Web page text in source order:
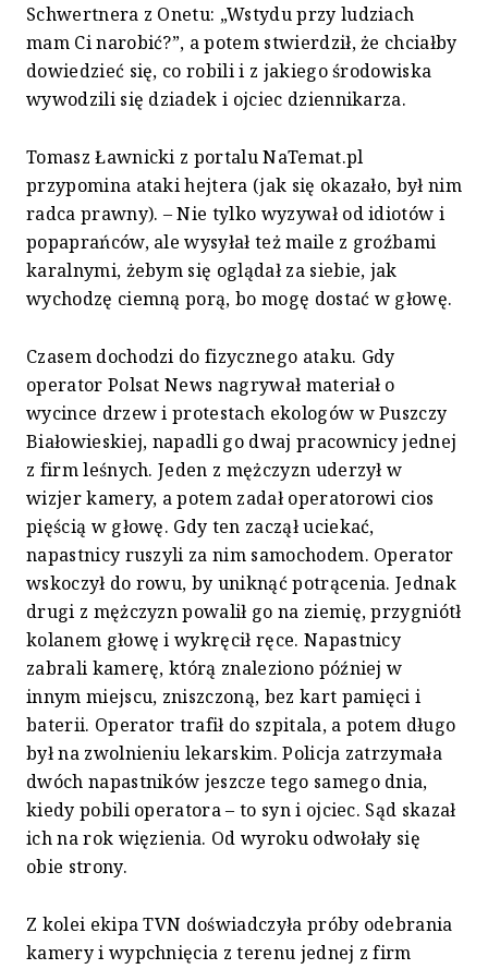
Schwertnera z Onetu: „Wstydu przy ludziach
mam Ci narobić?”, a potem stwierdził, że chciałby
dowiedzieć się, co robili i z jakiego środowiska
wywodzili się dziadek i ojciec dziennikarza.
Tomasz Ławnicki z portalu NaTemat.pl
przypomina ataki hejtera (jak się okazało, był nim
radca prawny). – Nie tylko wyzywał od idiotów i
popaprańców, ale wysyłał też maile z groźbami
karalnymi, żebym się oglądał za siebie, jak
wychodzę ciemną porą, bo mogę dostać w głowę.
Czasem dochodzi do fizycznego ataku. Gdy
operator Polsat News nagrywał materiał o
wycince drzew i protestach ekologów w Puszczy
Białowieskiej, napadli go dwaj pracownicy jednej
z firm leśnych. Jeden z mężczyzn uderzył w
wizjer kamery, a potem zadał operatorowi cios
pięścią w głowę. Gdy ten zaczął uciekać,
napastnicy ruszyli za nim samochodem. Operator
wskoczył do rowu, by uniknąć potrącenia. Jednak
drugi z mężczyzn powalił go na ziemię, przygniótł
kolanem głowę i wykręcił ręce. Napastnicy
zabrali kamerę, którą znaleziono później w
innym miejscu, zniszczoną, bez kart pamięci i
baterii. Operator trafił do szpitala, a potem długo
był na zwolnieniu lekarskim. Policja zatrzymała
dwóch napastników jeszcze tego samego dnia,
kiedy pobili operatora – to syn i ojciec. Sąd skazał
ich na rok więzienia. Od wyroku odwołały się
obie strony.
Z kolei ekipa TVN doświadczyła próby odebrania
kamery i wypchnięcia z terenu jednej z firm